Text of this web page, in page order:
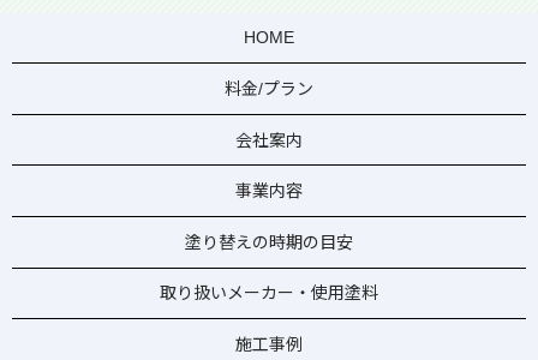
HOME
料金/プラン
会社案内
事業内容
塗り替えの時期の目安
取り扱いメーカー・使用塗料
施工事例